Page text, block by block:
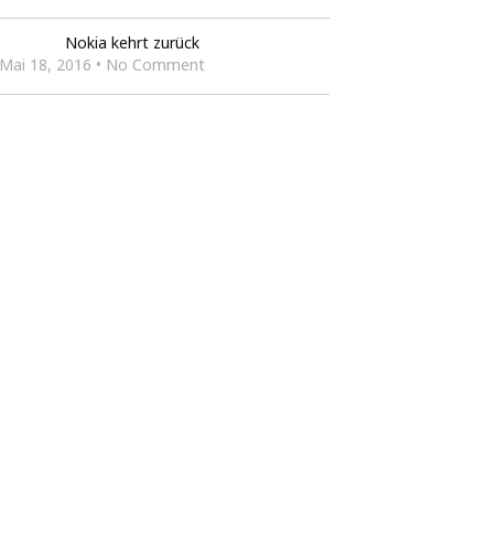
Nokia kehrt zurück
Mai 18, 2016 • No Comment